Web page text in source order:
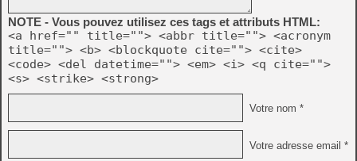
NOTE - Vous pouvez utilisez ces tags et attributs HTML:
<a href="" title=""> <abbr title=""> <acronym
title=""> <b> <blockquote cite=""> <cite>
<code> <del datetime=""> <em> <i> <q cite="">
<s> <strike> <strong>
Votre nom *
Votre adresse email *